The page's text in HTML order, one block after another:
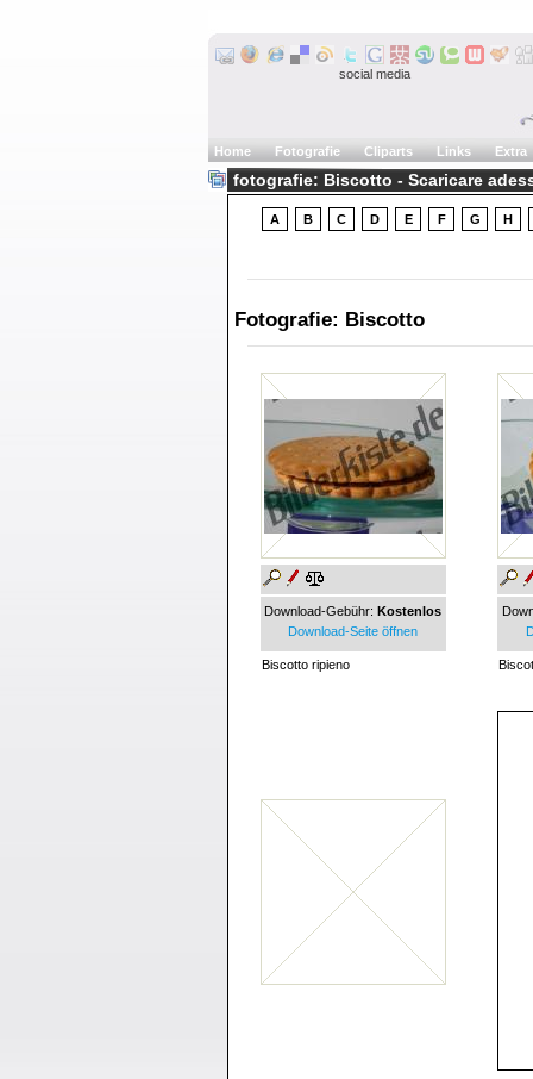
social media
Home Fotografie Cliparts Links Extra
fotografie: Biscotto - Scaricare
A B C D E F G H
Fotografie: Biscotto
Download-Gebühr: Kostenlos
Download-Seite öffnen
Biscotto ripieno